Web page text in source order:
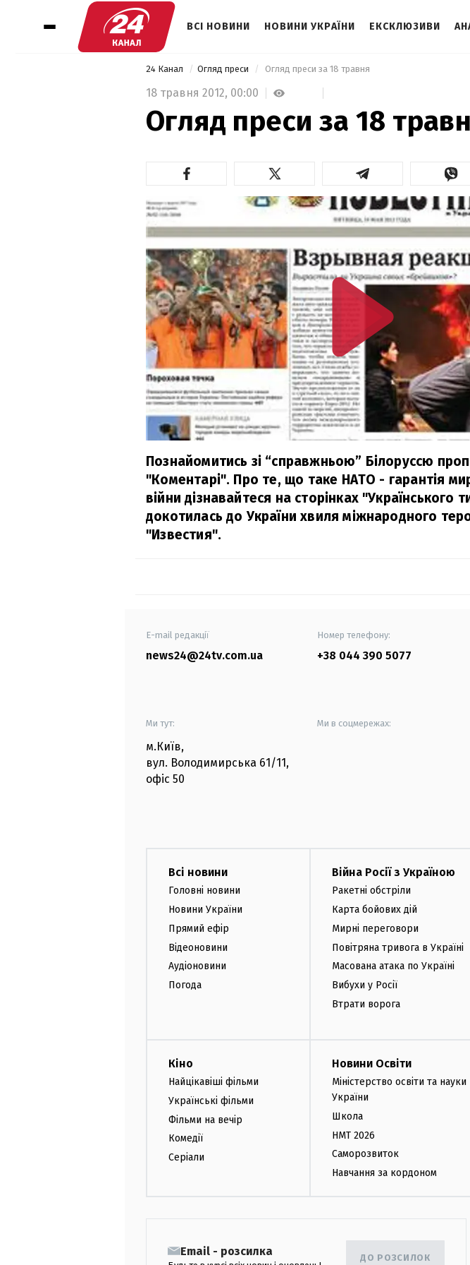
ВСІ НОВИНИ НОВИНИ УКРАЇНИ ЕКСКЛЮЗИВИ
24 Канал Огляд преси Огляд преси за 18 травня
18 травня 2012, 00:00
Огляд преси за 18
Познайомитись зі “справжньою” Білоруссю
"Коментарі". Про те, що таке НАТО - гарантія
війни дізнавайтеся на сторінках "Українського
докотилась до України хвиля міжнародного
"Известия".
E-mail редакції
news24@24tv.com.ua
Номер телефону:
+38 044 390 5077
Ми тут:
м.Київ,
вул. Володимирська 61/11,
офіс 50
Ми в соцмережах:
Всі новини
Головні новини
Новини України
Прямий ефір
Відеоновини
Аудіоновини
Погода
Війна Росії з Україною
Ракетні обстріли
Карта бойових дій
Мирні переговори
Повітряна тривога в Україні
Масована атака по Україні
Вибухи у Росії
Втрати ворога
Кіно
Найцікавіші фільми
Українські фільми
Фільми на вечір
Комедії
Серіали
Новини Освіти
Міністерство освіти та науки
України
Школа
НМТ 2026
Саморозвиток
Навчання за кордоном
Email - розсилка ДО РОЗСИЛОК